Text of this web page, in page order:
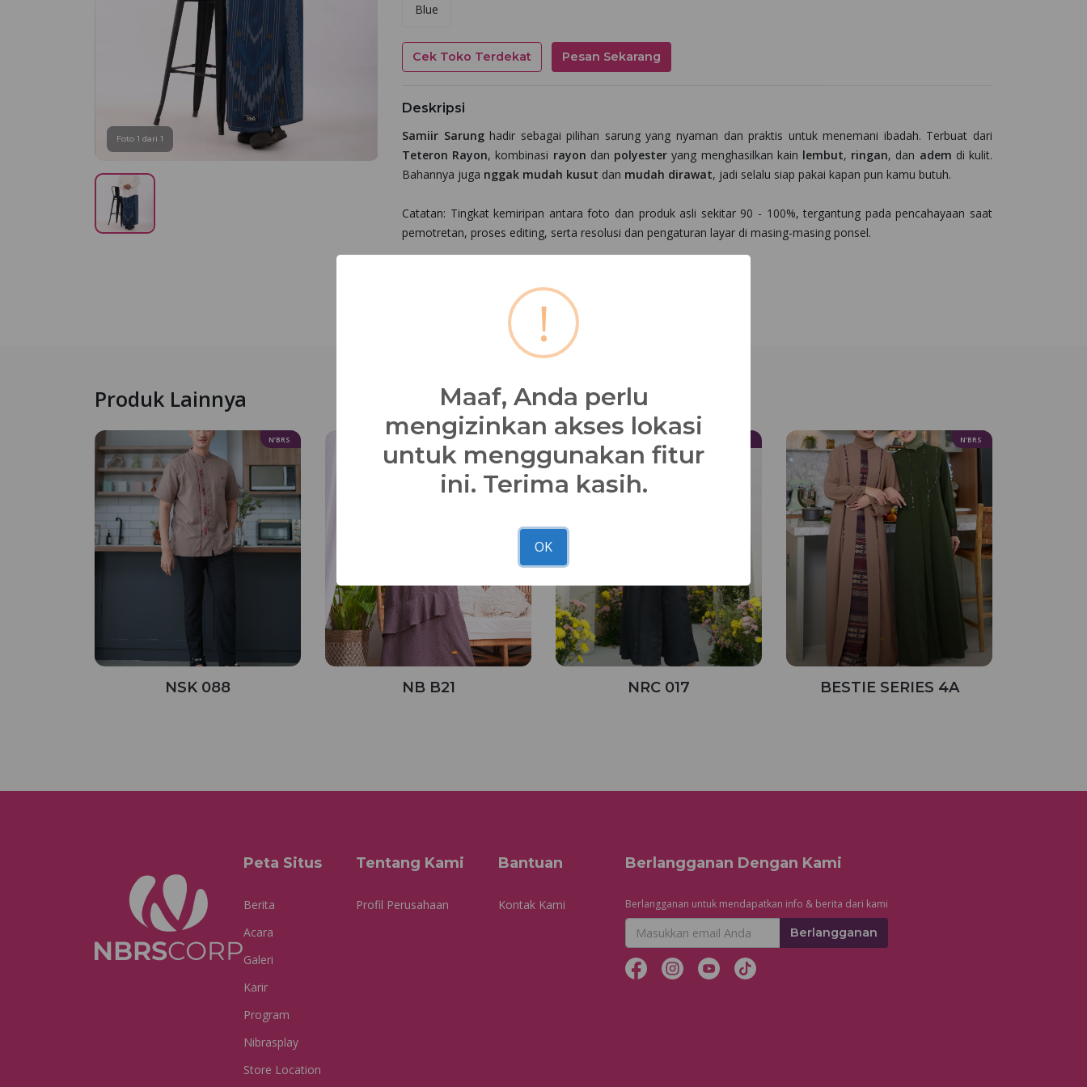
Foto 1 dari 1
Blue
Cek Toko Terdekat Pesan Sekarang
Deskripsi
Samiir Sarunghadir sebagai pilihan sarung yang nyaman dan praktis untuk menemani ibadah. Terbuat dari
Teteron Rayon, kombinasi rayon dan polyester yang menghasilkan kain lembut, ringan, dan adem di kulit.
Bahannya juga nggak mudah kusut dan mudah dirawat, jadi selalu siap pakai kapan pun kamu butuh.
Catatan: Tingkat kemiripan antara foto dan produk asli sekitar 90 - 100%, tergantung pada pencahayaan saat
pemotretan, proses editing, serta resolusi dan pengaturan layar di masing-masing ponsel.
Produk Lainnya
N’BRS
NSK 088 NB B21 NRC 017
N’BRS
BESTIE SERIES 4A
Peta Situs
Berita
Acara
Galeri
Karir
Program
Nibrasplay
Store Location
Tentang Kami
Profil Perusahaan
Bantuan
Kontak Kami
Berlangganan Dengan Kami
Berlangganan untuk mendapatkan info & berita dari kami
Berlangganan
!
Maaf, Anda perlu
mengizinkan akses lokasi
untuk menggunakan fitur
ini. Terima kasih.
OK